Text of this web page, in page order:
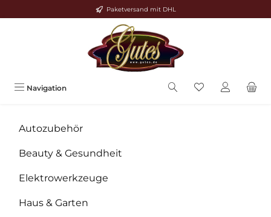
Zum Hauptinhalt springen Paketversand mit DHL
Navigation
Autozubehör
Beauty & Gesundheit
Elektrowerkzeuge
Haus & Garten